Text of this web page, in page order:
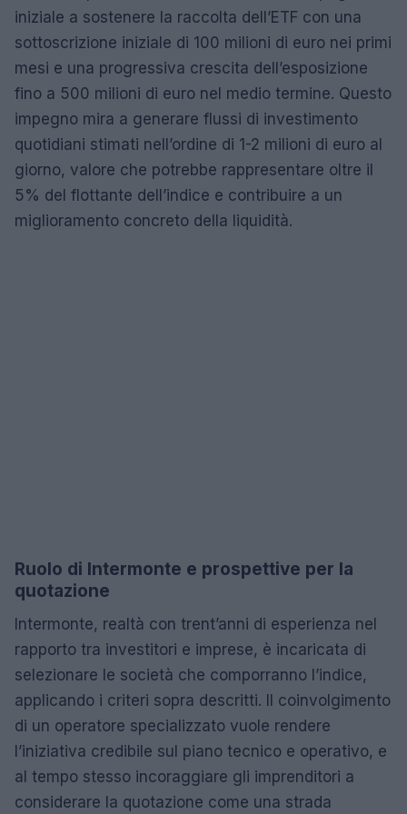
iniziale a sostenere la raccolta dell’ETF con una
sottoscrizione iniziale di 100 milioni di euro nei primi
mesi e una progressiva crescita dell’esposizione
fino a 500 milioni di euro nel medio termine. Questo
impegno mira a generare flussi di investimento
quotidiani stimati nell’ordine di 1-2 milioni di euro al
giorno, valore che potrebbe rappresentare oltre il
5% del flottante dell’indice e contribuire a un
miglioramento concreto della liquidità.
Ruolo di Intermonte e prospettive per la
quotazione
Intermonte, realtà con trent’anni di esperienza nel
rapporto tra investitori e imprese, è incaricata di
selezionare le società che comporranno l’indice,
applicando i criteri sopra descritti. Il coinvolgimento
di un operatore specializzato vuole rendere
l’iniziativa credibile sul piano tecnico e operativo, e
al tempo stesso incoraggiare gli imprenditori a
considerare la quotazione come una strada